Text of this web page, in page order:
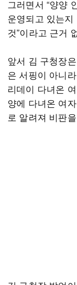
그러면서 “양양
운영되고 있는
것”이라고 근거
앞서 김 구청장
은 서핑이 아니
리데이 다녀온
양에 다녀온 여
로 알려져 비판